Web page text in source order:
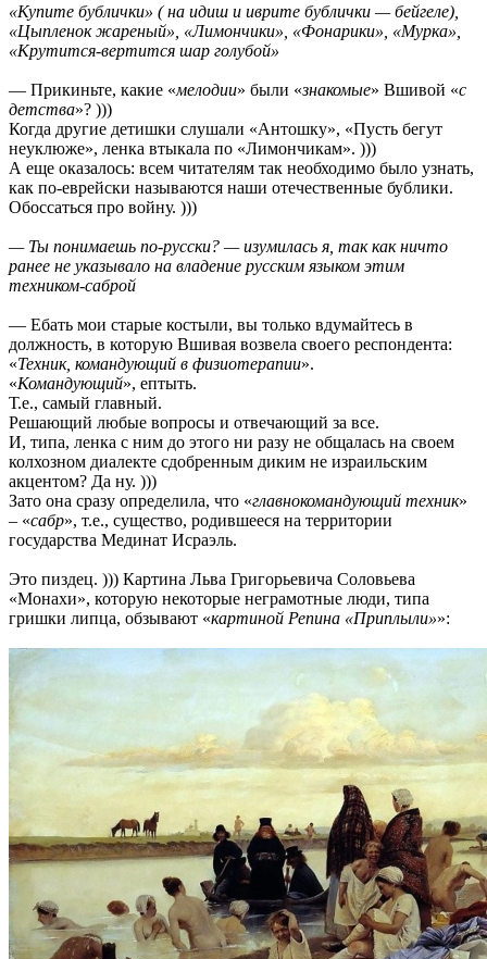
«Купите бублички» ( на идиш и иврите бублички — бейгеле),
«Цыпленок жареный», «Лимончики», «Фонарики», «Мурка»,
«Крутится-вертится шар голубой»
— Прикиньте, какие «мелодии» были «знакомые» Вшивой «с
детства»? )))
Когда другие детишки слушали «Антошку», «Пусть бегут
неуклюже», ленка втыкала по «Лимончикам». )))
А еще оказалось: всем читателям так необходимо было узнать,
как по-еврейски называются наши отечественные бублики.
Обоссаться про войну. )))
— Ты понимаешь по-русски? — изумилась я, так как ничто
ранее не указывало на владение русским языком этим
техником-саброй
— Ебать мои старые костыли, вы только вдумайтесь в
должность, в которую Вшивая возвела своего респондента:
«Техник, командующий в физиотерапии».
«Командующий», ептыть.
Т.е., самый главный.
Решающий любые вопросы и отвечающий за все.
И, типа, ленка с ним до этого ни разу не общалась на своем
колхозном диалекте сдобренным диким не израильским
акцентом? Да ну. )))
Зато она сразу определила, что «главнокомандующий техник»
– «сабр», т.е., существо, родившееся на территории
государства Мединат Исраэль.
Это пиздец. ))) Картина Льва Григорьевича Соловьева
«Монахи», которую некоторые неграмотные люди, типа
гришки липца, обзывают «картиной Репина «Приплыли»»: